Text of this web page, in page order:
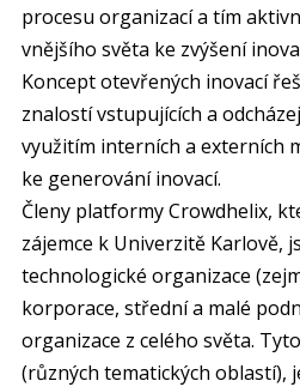
procesu organizací a tím
vnějšího světa ke zvýšení
Koncept otevřených inovací
znalostí vstupujících a
využitím interních a externích
ke generování inovací.
Členy platformy Crowdhelix,
zájemce k Univerzitě Karlově,
technologické organizace
korporace, střední a malé
organizace z celého světa.
(různých tematických oblastí),